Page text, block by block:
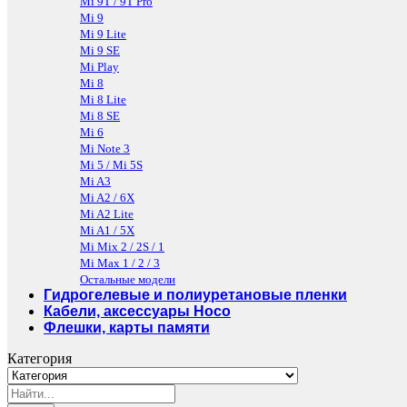
Mi 9
Mi 9 Lite
Mi 9 SE
Mi Play
Mi 8
Mi 8 Lite
Mi 8 SE
Mi 6
Mi Note 3
Mi 5 / Mi 5S
Mi A3
Mi A2 / 6X
Mi A2 Lite
Mi A1 / 5X
Mi Mix 2 / 2S / 1
Mi Max 1 / 2 / 3
Остальные модели
Гидрогелевые и полиуретановые пленки
Кабели, аксессуары Hoco
Флешки, карты памяти
Категория